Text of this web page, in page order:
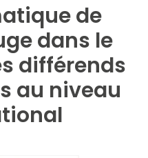
de
dans le
différends
au niveau